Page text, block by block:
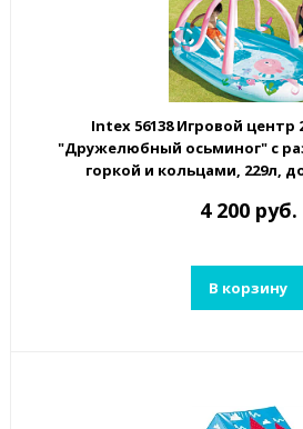
Intex 56138 Игровой центр
"Дружелюбный осьминог" с
горкой и кольцами, 229л,
4 200 руб.
В корзину